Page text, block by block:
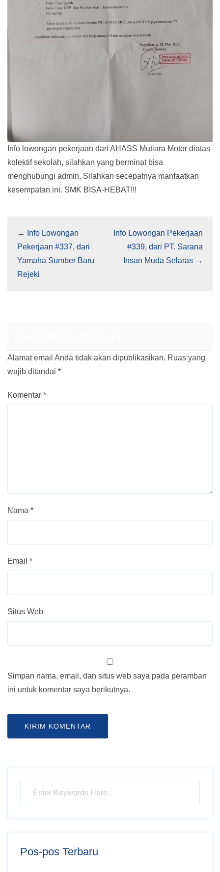
Info lowongan pekerjaan dari AHASS Mutiara Motor diatas
kolektif sekolah, silahkan yang berminat bisa
menghubungi admin, Silahkan secepatnya manfaatkan
kesempatan ini. SMK BISA-HEBAT!!!
←
Info Lowongan
Pekerjaan #337, dari
Yamaha Sumber Baru
Rejeki
Info Lowongan Pekerjaan
#339, dari PT. Sarana
Insan Muda Selaras →
Alamat email Anda tidak akan dipublikasikan. Ruas yang
wajib ditandai *
Komentar *
Nama *
Email *
Situs Web
Simpan nama, email, dan situs web saya pada peramban
ini untuk komentar saya berikutnya.
Pos-pos Terbaru